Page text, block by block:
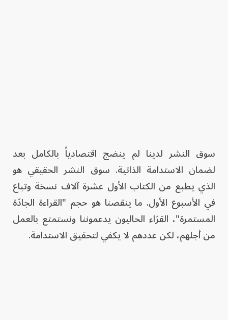
سوق النشر لدينا لم ينضج اقتصادياً بالكامل بعد
لضمان الاستدامة الذاتية. سوق النشر الحقيقي هو
الذي يطبع من الكتاب الأول عشرة آلاف نسخة وتباع
في الأسبوع الأول. ما ينقصنا هو حجم "القراءة الجادّة
المستمرة"، القرّاء الحاليون يدعموننا ونستمتع بالعمل
من أجلهم، لكن عددهم لا يكفي لتحقيق الاستدامة.